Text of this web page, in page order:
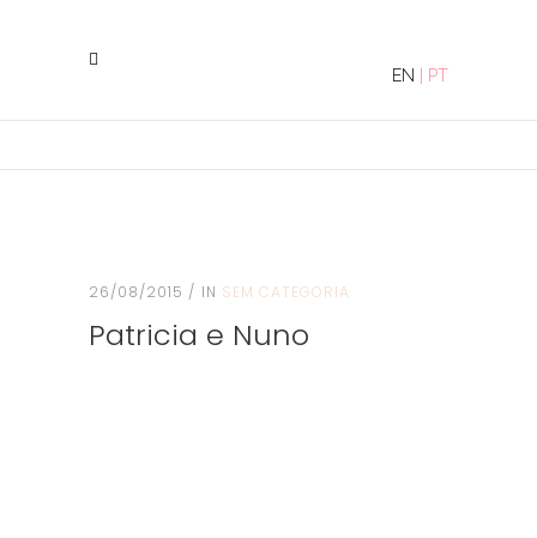
EN PT
26/08/2015 IN SEM CATEGORIA
Patricia e Nuno